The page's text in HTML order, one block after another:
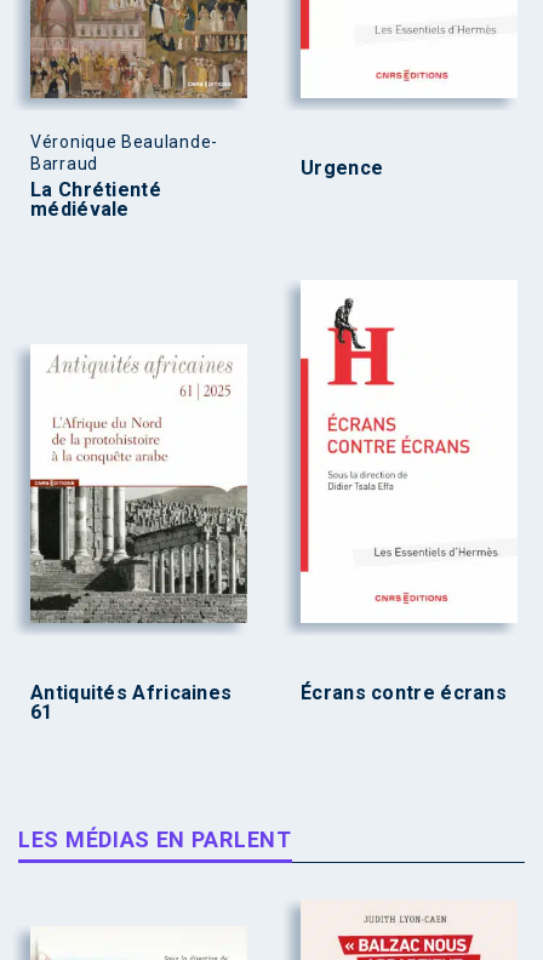
Véronique Beaulande-
Barraud
La Chrétienté
médiévale
Urgence
Antiquités Africaines
61
Écrans contre écrans
LES MÉDIAS EN PARLENT